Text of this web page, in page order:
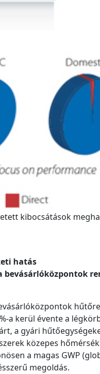
kibocsátások
hatás
bevásárlóközpontok
a kerül évente a
a gyári
közepes
a magas GWP
megoldás.